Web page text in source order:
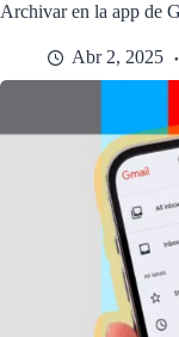
Archivar en la app de
Abr 2, 2025